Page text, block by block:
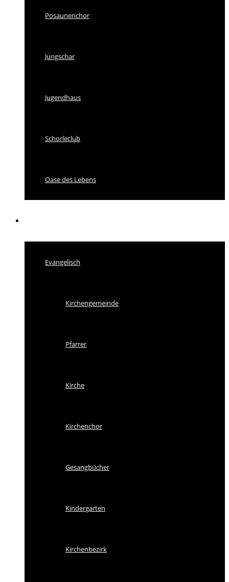
Posaunenchor
Jungschar
Jugendhaus
Schorleclub
Oase des Lebens
Evangelisch
Kirchengemeinde
Pfarrer
Kirche
Kirchenchor
Gesangbücher
Kindergarten
Kirchenbezirk